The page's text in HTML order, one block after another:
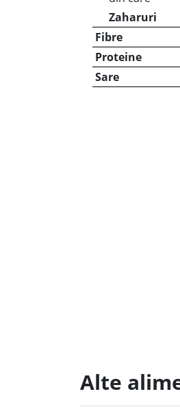
Zaharuri
Fibre
Proteine
Sare
Alte